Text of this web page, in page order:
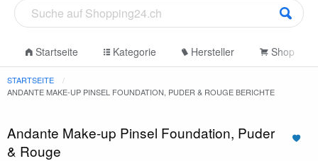
Startseite Kategorie Hersteller Shop
STARTSEITE
ANDANTE MAKE-UP PINSEL FOUNDATION, PUDER & ROUGE BERICHTE
Andante Make-up Pinsel Foundation, Puder
& Rouge